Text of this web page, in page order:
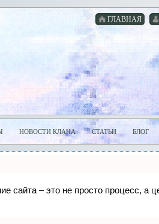
ГЛАВНАЯ
НОВОСТИ КЛАНА СТАТЬИ БЛОГ
сайта – это не просто процесс,